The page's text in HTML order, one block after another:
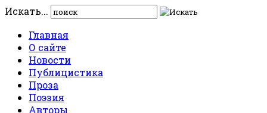
Искать...
Главная
О сайте
Новости
Публицистика
Проза
Поэзия
Авторы